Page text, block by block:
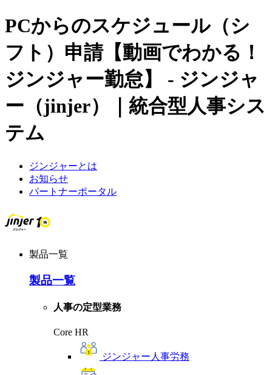
PCからのスケジュール（シ
フト）申請【動画でわかる！
ジンジャー勤怠】 - ジンジャ
ー（jinjer）｜統合型人事シス
テム
ジンジャーとは
お知らせ
パートナーポータル
製品一覧
製品一覧
人事の定型業務
Core HR
ジンジャー人事労務